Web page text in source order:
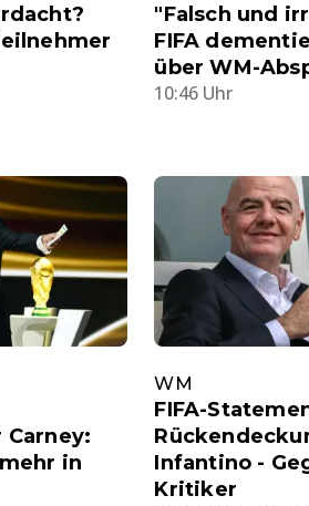
"Falsch und
FIFA
über WM-
10:46 Uhr
in
WM
FIFA-
Infantino -
Kritiker